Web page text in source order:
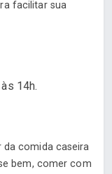
facilitar sua
14h.
da comida caseira
bem, comer com